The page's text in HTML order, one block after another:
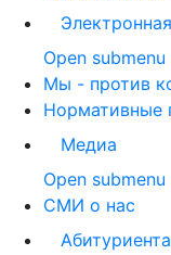
Open submenu
Мы - против
Нормативные
Медиа
Open submenu
СМИ о нас